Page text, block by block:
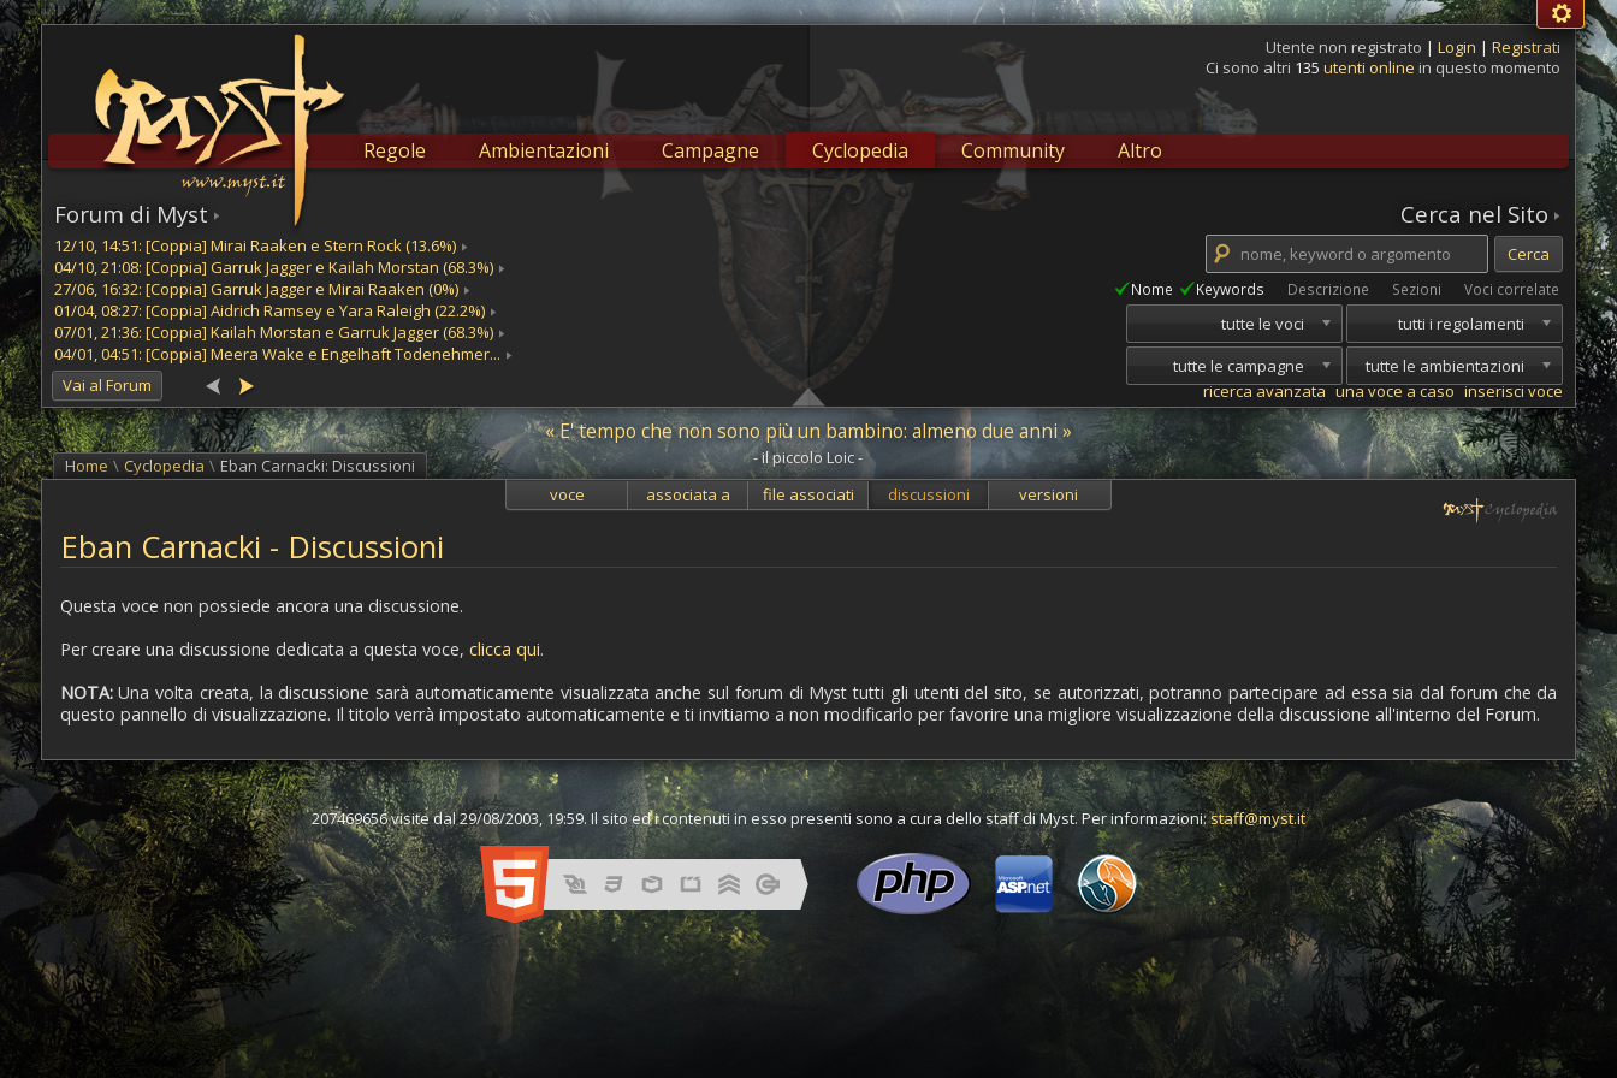
Utente non registrato | Login |Registrati
Ci sono altri 135 utenti online in questo momento
Regole Ambientazioni Campagne Cyclopedia Community Altro
Cerca nel Sito
Nome Keywords Descrizione Sezioni Voci correlate
tutti i regolamenti
tutte le voci
tutte le ambientazioni
tutte le campagne
ricerca avanzata una voce a caso inserisci voce
Forum di Myst
12/10, 14:51: [Coppia] Mirai Raaken e Stern Rock (13.6%)
04/10, 21:08: [Coppia] Garruk Jagger e Kailah Morstan (68.3%)
27/06, 16:32: [Coppia] Garruk Jagger e Mirai Raaken (0%)
01/04, 08:27: [Coppia] Aidrich Ramsey e Yara Raleigh (22.2%)
07/01, 21:36: [Coppia] Kailah Morstan e Garruk Jagger (68.3%)
04/01, 04:51: [Coppia] Meera Wake e Engelhaft Todenehmer...
Vai al Forum
« E' tempo che non sono più un bambino: almeno due anni »
- il piccolo Loic -
Home \ Cyclopedia \ Eban Carnacki: Discussioni
voce
associata a file associati discussioni versioni
Eban Carnacki - Discussioni
Questa voce non possiede ancora una discussione.
Per creare una discussione dedicata a questa voce, clicca qui.
NOTA:Una volta creata, la discussione sarà automaticamente visualizzata anche sul forum di Myst tutti gli utenti del sito, se autorizzati, potranno partecipare ad essa sia dal forum che da
questo pannello di visualizzazione. Il titolo verrà impostato automaticamente e ti invitiamo a non modificarlo per favorire una migliore visualizzazione della discussione all'interno del Forum.
207469656 visite dal 29/08/2003, 19:59. Il sito ed i contenuti in esso presenti sono a cura dello staff di Myst. Per informazioni:staff@myst.it